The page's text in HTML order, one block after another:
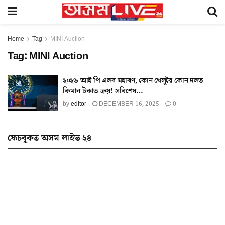
Home Tag MINI Auction
Tag: MINI Auction
২০২৬ আই পি এলৰ মহাৰণ, কোন খেলুৱৈ কোন দলত
কিমান টকাত ক্ৰয়! সবিশেষ…
byeditor DECEMBER 16, 2025 0
ফেচবুকত অসম লাইভ ২৪